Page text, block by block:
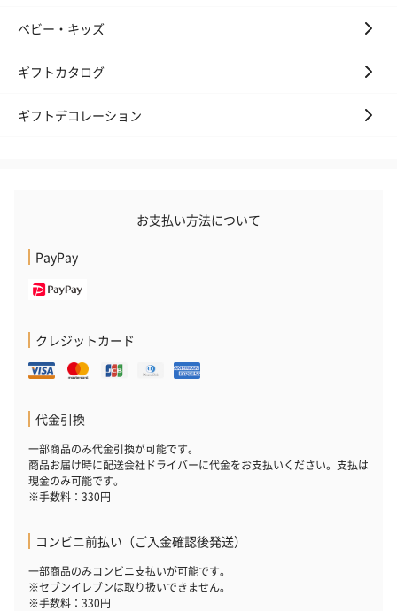
ベビー・キッズ
ギフトカタログ
ギフトデコレーション
お支払い方法について
PayPay
クレジットカード
代金引換
一部商品のみ代金引換が可能です。
商品お届け時に配送会社ドライバーに代金をお支払いください。支払は
現金のみ可能です。
※手数料：330円
コンビニ前払い（ご入金確認後発送）
一部商品のみコンビニ支払いが可能です。
※セブンイレブンは取り扱いできません。
※手数料：330円